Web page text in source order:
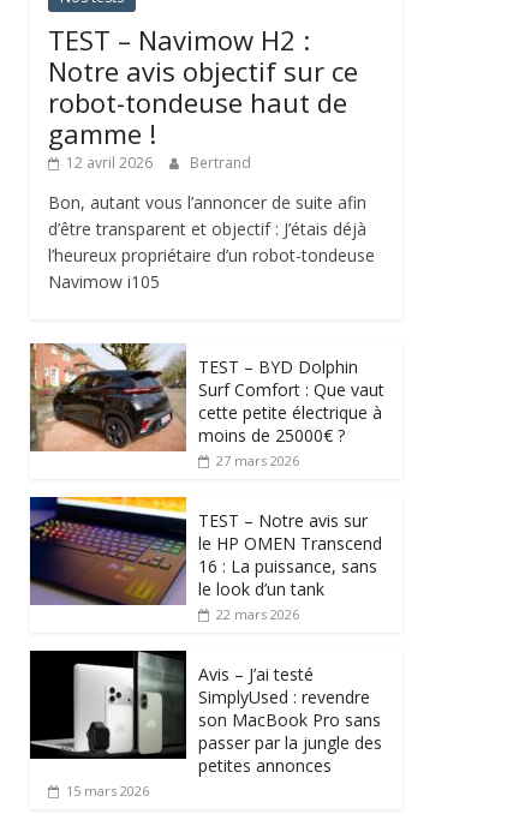
TEST – Navimow H2 :
Notre avis objectif sur ce
robot-tondeuse haut de
gamme !
12 avril 2026 Bertrand
Bon, autant vous l’annoncer de suite afin
d’être transparent et objectif : J’étais déjà
l’heureux propriétaire d’un robot-tondeuse
Navimow i105
TEST – BYD Dolphin
Surf Comfort : Que vaut
cette petite électrique à
moins de 25000€ ?
27 mars 2026
TEST – Notre avis sur
le HP OMEN Transcend
16 : La puissance, sans
le look d’un tank
22 mars 2026
Avis – J’ai testé
SimplyUsed : revendre
son MacBook Pro sans
passer par la jungle des
petites annonces
15 mars 2026